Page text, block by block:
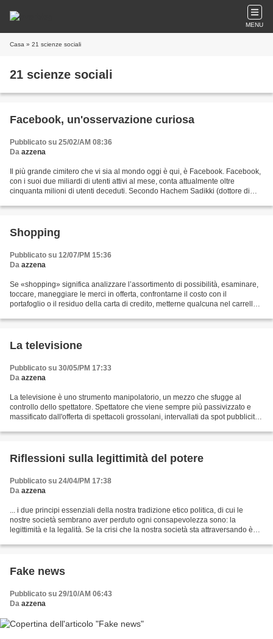
MENU
Casa » 21 scienze sociali
21 scienze sociali
Facebook, un'osservazione curiosa
Pubblicato su 25/02/AM 08:36
Da azzena
Il più grande cimitero che vi sia al mondo oggi è qui, è Facebook. Facebook,
con i suoi due miliardi di utenti attivi al mese, conta attualmente oltre
cinquanta milioni di utenti deceduti. Secondo Hachem Sadikki (dottore di
Shopping
Pubblicato su 12/07/PM 15:36
Da azzena
Se «shopping» significa analizzare l’assortimento di possibilità, esaminare,
toccare, maneggiare le merci in offerta, confrontarne il costo con il
portafoglio o il residuo della carta di credito, metterne qualcuna nel carrello e
La televisione
Pubblicato su 30/05/PM 17:33
Da azzena
La televisione è uno strumento manipolatorio, un mezzo che sfugge al
controllo dello spettatore. Spettatore che viene sempre più passivizzato e
massificato dall'offerta di spettacoli grossolani, intervallati da spot pubblicitari
Riflessioni sulla legittimità del potere
Pubblicato su 24/04/PM 17:38
Da azzena
... i due principi essenziali della nostra tradizione etico politica, di cui le
nostre società sembrano aver perduto ogni consapevolezza sono: la
legittimità e la legalità. Se la crisi che la nostra società sta attraversando è
Fake news
Pubblicato su 29/10/AM 06:43
Da azzena